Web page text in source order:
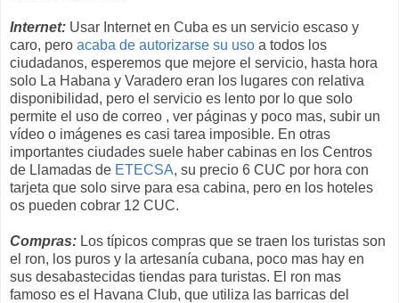
Internet: Usar Internet en Cuba es un servicio escaso y
caro, pero acaba de autorizarse su uso a todos los
ciudadanos, esperemos que mejore el servicio, hasta hora
solo La Habana y Varadero eran los lugares con relativa
disponibilidad, pero el servicio es lento por lo que solo
permite el uso de correo , ver páginas y poco mas, subir un
vídeo o imágenes es casi tarea imposible. En otras
importantes ciudades suele haber cabinas en los Centros
de Llamadas de ETECSA, su precio 6 CUC por hora con
tarjeta que solo sirve para esa cabina, pero en los hoteles
os pueden cobrar 12 CUC.
Compras: Los típicos compras que se traen los turistas son
el ron, los puros y la artesanía cubana, poco mas hay en
sus desabastecidas tiendas para turistas. El ron mas
famoso es el Havana Club, que utiliza las barricas del